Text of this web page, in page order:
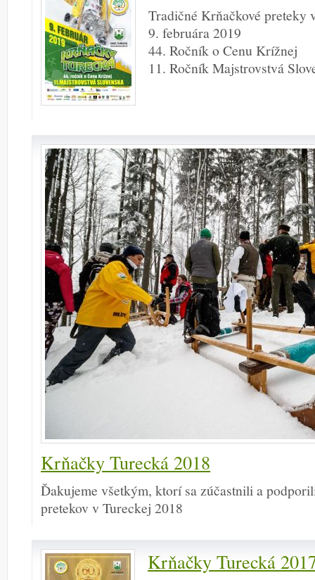
Tradičné Krňačkové preteky
9. februára 2019
44. Ročník o Cenu Krížnej
11. Ročník Majstrovstvá
Krňačky Turecká 2018
Ďakujeme všetkým, ktorí sa zúčastnili a
pretekov v Tureckej 2018
Krňačky Turecká